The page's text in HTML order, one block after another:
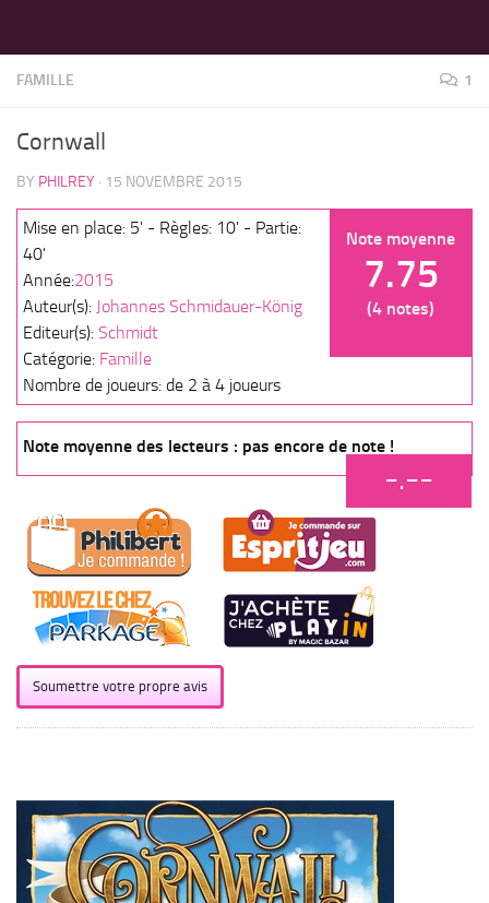
FAMILLE 1
Cornwall
BY PHILREY · 15 NOVEMBRE 2015
Note moyenne
7.75
(4 notes)
Mise en place: 5' - Règles: 10' - Partie:
40'
Année:2015
Auteur(s): Johannes Schmidauer-König
Editeur(s): Schmidt
Catégorie: Famille
Nombre de joueurs: de 2 à 4 joueurs
Note moyenne des lecteurs : pas encore de note !
-.--
Soumettre votre propre avis